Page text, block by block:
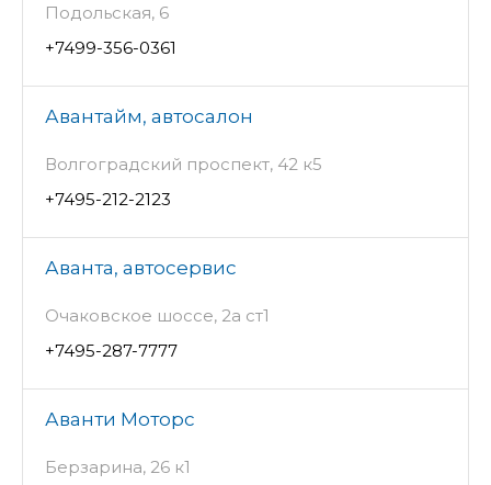
Подольская, 6
+7499-356-0361
Авантайм, автосалон
Волгоградский проспект, 42 к5
+7495-212-2123
Аванта, автосервис
Очаковское шоссе, 2а ст1
+7495-287-7777
Аванти Моторс
Берзарина, 26 к1